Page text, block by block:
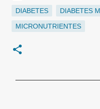
DIABETES
DIABETES
MICRONUTRIENTES